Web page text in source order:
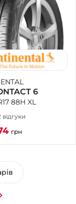
6
88H XL
відгуки
грн